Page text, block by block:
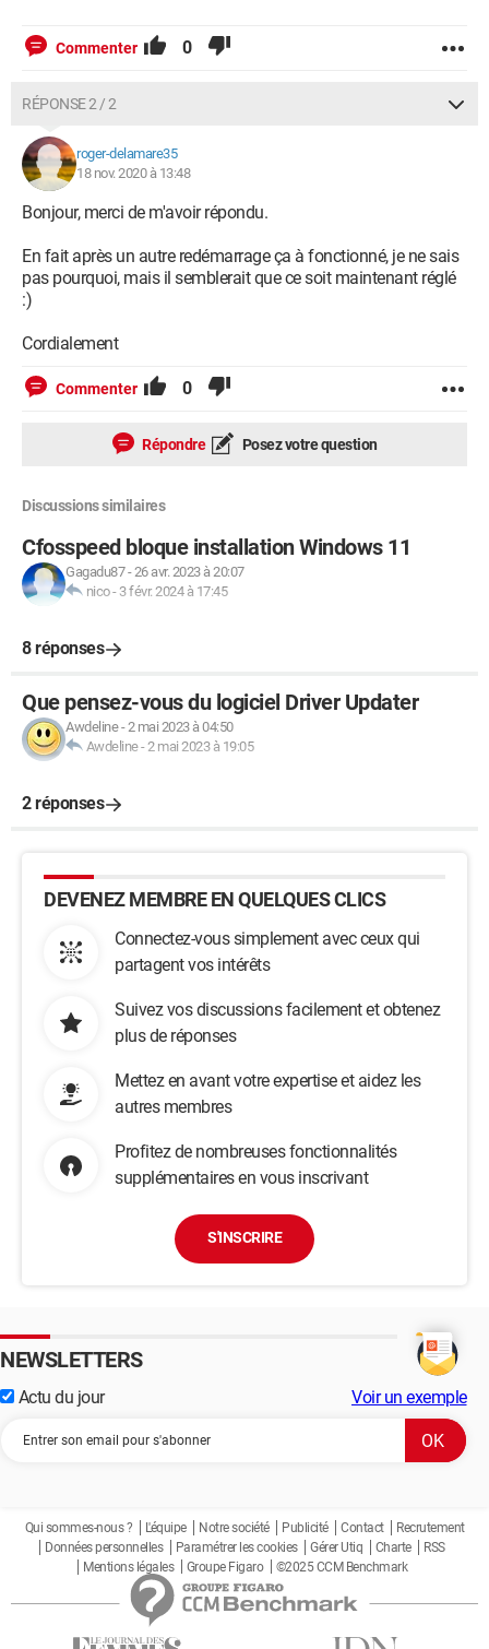
Commenter 0
RÉPONSE 2 / 2
roger-delamare35
18 nov. 2020 à 13:48
Bonjour, merci de m'avoir répondu.
En fait après un autre redémarrage ça à fonctionné, je ne sais
pas pourquoi, mais il semblerait que ce soit maintenant réglé
:)
Cordialement
Commenter 0
Répondre Posez votre question
Discussions similaires
Cfosspeed bloque installation Windows 11
Gagadu87-26 avr. 2023 à 20:07
nico- 3 févr. 2024 à 17:45
8 réponses
Que pensez-vous du logiciel Driver Updater
Awdeline-2 mai 2023 à 04:50
Awdeline-2 mai 2023 à 19:05
2 réponses
DEVENEZ MEMBRE EN QUELQUES CLICS
Connectez-vous simplement avec ceux qui
partagent vos intérêts
Suivez vos discussions facilement et obtenez
plus de réponses
Mettez en avant votre expertise et aidez les
autres membres
Profitez de nombreuses fonctionnalités
supplémentaires en vous inscrivant
S'INSCRIRE
NEWSLETTERS
Actu du jour Voir un exemple
Qui sommes-nous ? L'équipe Notre société Publicité Contact
Recrutement
Données personnelles
Paramétrer les cookies Gérer Utiq Charte
RSS
Mentions légales
Groupe Figaro ©2025 CCM Benchmark